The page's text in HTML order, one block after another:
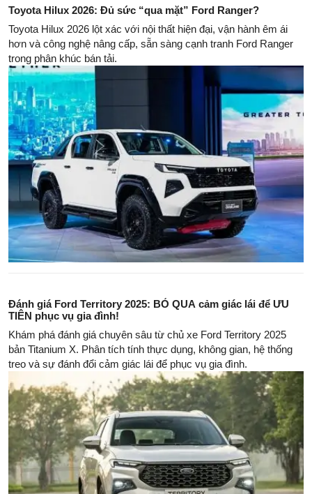
Toyota Hilux 2026: Đủ sức “qua mặt” Ford Ranger?
Toyota Hilux 2026 lột xác với nội thất hiện đại, vận hành êm ái
hơn và công nghệ nâng cấp, sẵn sàng cạnh tranh Ford Ranger
trong phân khúc bán tải.
Đánh giá Ford Territory 2025: BỎ QUA cảm giác lái để ƯU
TIÊN phục vụ gia đình!
Khám phá đánh giá chuyên sâu từ chủ xe Ford Territory 2025
bản Titanium X. Phân tích tính thực dụng, không gian, hệ thống
treo và sự đánh đổi cảm giác lái để phục vụ gia đình.